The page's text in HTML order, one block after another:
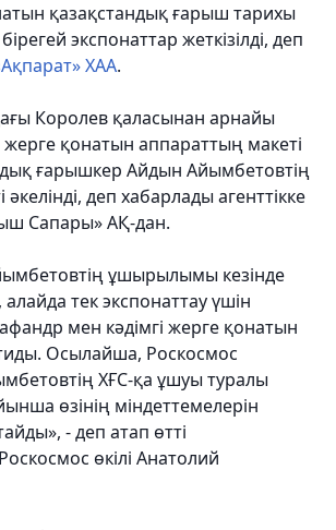
қазақстандық ғарыш тарихы
экспонаттар жеткізілді, деп
ХАА.
Королев қаласынан арнайы
қонатын аппараттың макеті
ғарышкер Айдын Айымбетовтің
деп хабарлады агенттікке
Сапары» АҚ-дан.
ұшырылымы кезінде
тек экспонаттау үшін
мен кәдімгі жерге қонатын
Осылайша, Роскосмос
ХҒС-қа ұшуы туралы
өзінің міндеттемелерін
- деп атап өтті
өкілі Анатолий